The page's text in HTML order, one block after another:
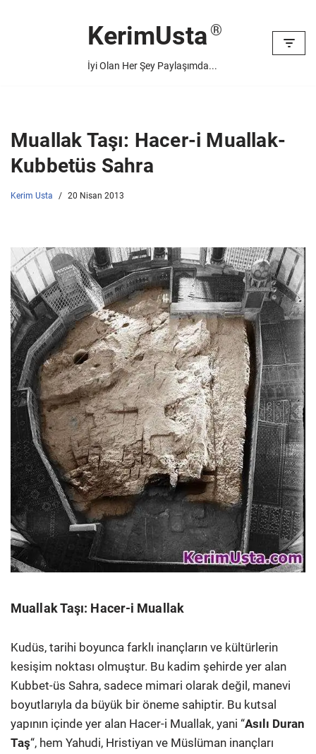
KerimUsta
İyi Olan Her Şey Paylaşımda...
Muallak Taşı: Hacer-i Muallak-
Kubbetüs Sahra
Kerim Usta 20 Nisan 2013
Muallak Taşı: Hacer-i Muallak
Kudüs, tarihi boyunca farklı inançların ve kültürlerin
kesişim noktası olmuştur. Bu kadim şehirde yer alan
Kubbet-üs Sahra, sadece mimari olarak değil, manevi
boyutlarıyla da büyük bir öneme sahiptir. Bu kutsal
yapının içinde yer alan Hacer-i Muallak, yani “Asılı Duran
Taş“, hem Yahudi, Hristiyan ve Müslüman inançları